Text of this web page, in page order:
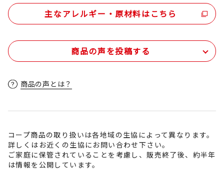
主なアレルギー・原材料はこちら
商品の声を投稿する
商品の声とは？
コープ商品の取り扱いは各地域の生協によって異なります。
詳しくはお近くの生協にお問い合わせ下さい。
ご家庭に保管されていることを考慮し、販売終了後、約半年
は情報を公開しています。